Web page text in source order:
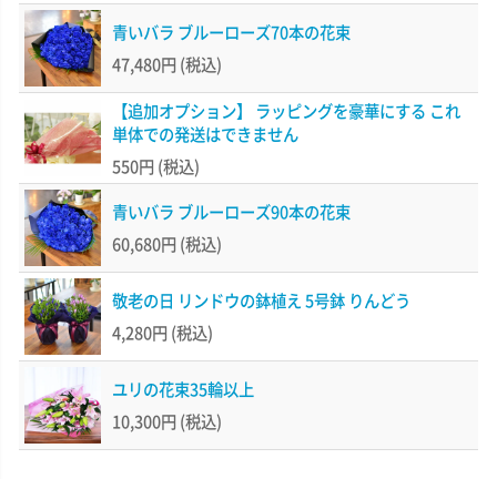
青いバラ ブルーローズ70本の花束
47,480円 (税込)
【追加オプション】 ラッピングを豪華にする これ
単体での発送はできません
550円 (税込)
青いバラ ブルーローズ90本の花束
60,680円 (税込)
敬老の日 リンドウの鉢植え 5号鉢 りんどう
4,280円 (税込)
ユリの花束35輪以上
10,300円 (税込)